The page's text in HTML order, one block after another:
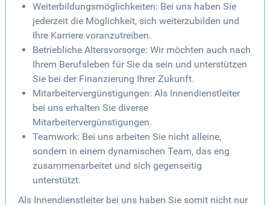
Weiterbildungsmöglichkeiten: Bei uns haben Sie
jederzeit die Möglichkeit, sich weiterzubilden und
Ihre Karriere voranzutreiben.
Betriebliche Altersvorsorge: Wir möchten auch nach
Ihrem Berufsleben für Sie da sein und unterstützen
Sie bei der Finanzierung Ihrer Zukunft.
Mitarbeitervergünstigungen: Als Innendienstleiter
bei uns erhalten Sie diverse
Mitarbeitervergünstigungen.
Teamwork: Bei uns arbeiten Sie nicht alleine,
sondern in einem dynamischen Team, das eng
zusammenarbeitet und sich gegenseitig
unterstützt.
Als Innendienstleiter bei uns haben Sie somit nicht nur